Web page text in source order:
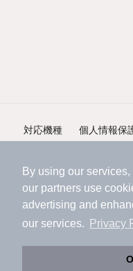
By using our
our partners use
advertising and
our services.
Privacy
アプリに切り替え
会員登録なしですぐ
対応機種 個人情報保